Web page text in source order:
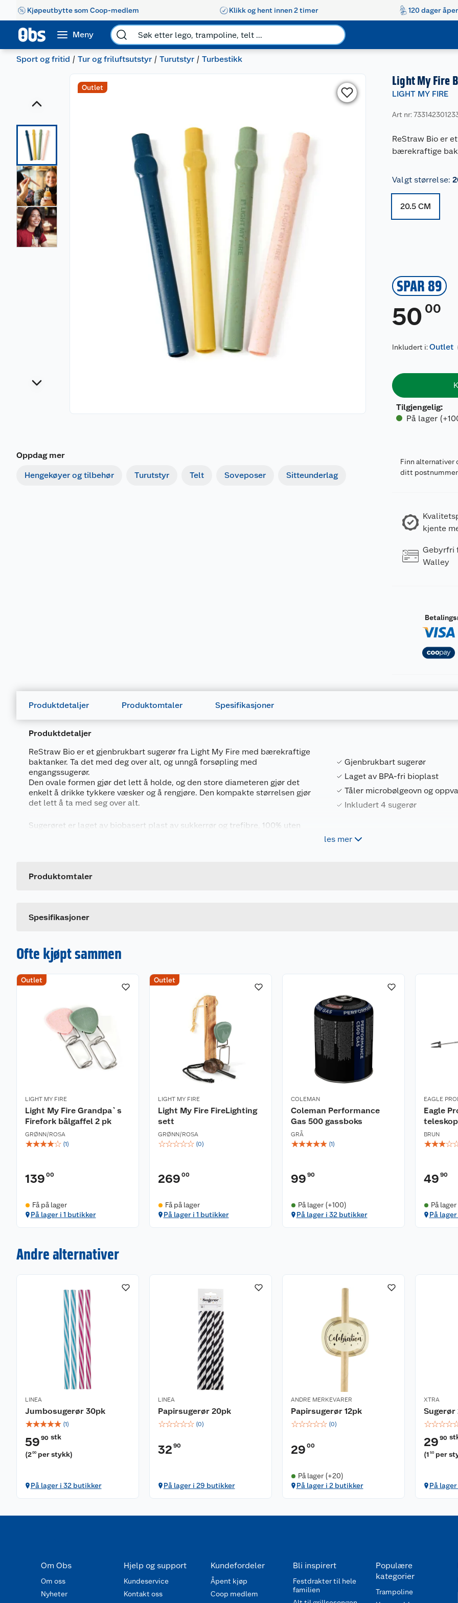
Kjøpeutbytte som Coop-medlem Klikk og hent innen 2 timer 120 dager
Meny
Sport og fritid Tur og friluftsutstyr Turutstyr Turbestikk
Outlet
Oppdag mer
Hengekøyer og tilbehør Turutstyr Telt Soveposer Sitteunderlag
Light My Fire
LIGHT MY FIRE
Art nr:
ReStraw Bio er
bærekraftige
Valgt størrelse:
20.5 CM
SPAR 89
50 00
Inkludert i:Outlet
Tilgjengelig:
På lager
Finn alternativer
ditt postnummer
kjente
Gebyrfri
Walley
Produktdetaljer Produktomtaler Spesifikasjoner
Produktdetaljer
ReStraw Bio er et gjenbrukbart sugerør fra Light My Fire med bærekraftige
baktanker. Ta det med deg over alt, og unngå forsøpling med
engangssugerør.
Den ovale formen gjør det lett å holde, og den store diameteren gjør det
enkelt å drikke tykkere væsker og å rengjøre. Den kompakte størrelsen gjør
det lett å ta med seg over alt.
Sugerøret er laget av biobasert plast av sukkerrør og trefibre, 100% uten
Gjenbrukbart sugerør
Laget av BPA-fri bioplast
Tåler microbølgeovn og
Inkludert 4 sugerør
les mer
Produktomtaler
Spesifikasjoner
Leverandørens artikkelnummer
Forpakningsmål
Ofte kjøpt sammen
Outlet
LIGHT MY FIRE
Light My Fire Grandpa`s
Firefork bålgaffel 2 pk
GRØNN/ROSA
☆☆☆☆☆ (1)
139 00
Få på lager
På lager i 1 butikker
Outlet
LIGHT MY FIRE
Light My Fire FireLighting
sett
GRØNN/ROSA
☆☆☆☆☆ (0)
269 00
Få på lager
På lager i 1 butikker
COLEMAN
Coleman Performance
Gas 500 gassboks
GRÅ
☆☆☆☆☆ (1)
99 90
På lager (+100)
På lager i 32 butikker
EAGLE
Eagle
BRUN
☆☆☆☆
49 90
På
På
Andre alternativer
LINEA
Jumbosugerør 30pk
☆☆☆☆☆ (1)
59 90 stk
(200 per stykk)
På lager i 32 butikker
LINEA
Papirsugerør 20pk
☆☆☆☆☆ (0)
32 90
På lager i 29 butikker
ANDRE MERKEVARER
Papirsugerør 12pk
☆☆☆☆☆ (0)
29 00
På lager (+20)
På lager i 2 butikker
XTRA
Sugerør
☆☆☆☆
29 90
(1 50 per
På
Om Obs
Om oss
Nyheter
Hjelp og support
Kundeservice
Kontakt oss
Kundefordeler
Åpent kjøp
Coop medlem
Bli inspirert
Festdrakter til hele
familien
Populære
kategorier
Trampoline